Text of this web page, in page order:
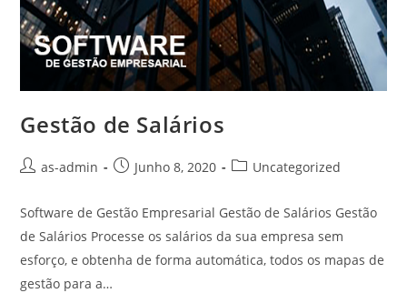
Gestão de Salários
Postas-admin
PostJunho 8, 2020
PostUncategorized
Software de Gestão Empresarial Gestão de Salários Gestão
de Salários Processe os salários da sua empresa sem
esforço, e obtenha de forma automática, todos os mapas de
gestão para a…